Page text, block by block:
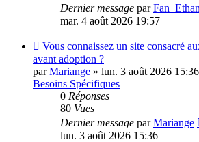
Dernier message parFan_Ethan
mar. 4 août 2026 19:57
Nouveau
message
Vous connaissez un site consacré
avant adoption ?
parMariange » lun. 3 août 2026 15:36
Besoins Spécifiques
0 Réponses
80 Vues
Dernier message parMariange
lun. 3 août 2026 15:36